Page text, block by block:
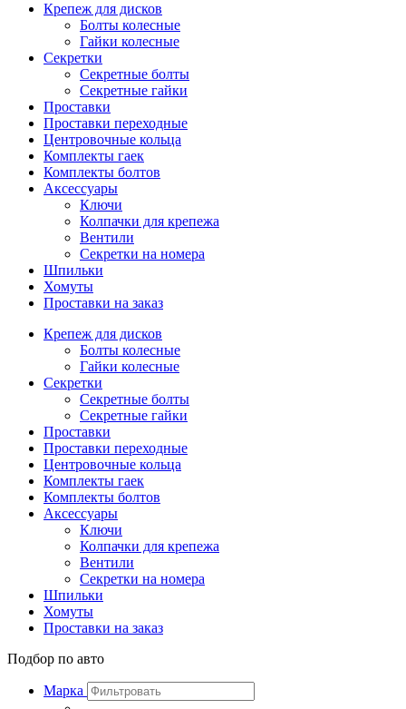
Крепеж для дисков
Болты колесные
Гайки колесные
Секретки
Секретные болты
Секретные гайки
Проставки
Проставки переходные
Центровочные кольца
Комплекты гаек
Комплекты болтов
Аксессуары
Ключи
Колпачки для крепежа
Вентили
Секретки на номера
Шпильки
Хомуты
Проставки на заказ
Крепеж для дисков
Болты колесные
Гайки колесные
Секретки
Секретные болты
Секретные гайки
Проставки
Проставки переходные
Центровочные кольца
Комплекты гаек
Комплекты болтов
Аксессуары
Ключи
Колпачки для крепежа
Вентили
Секретки на номера
Шпильки
Хомуты
Проставки на заказ
Подбор по авто
Марка